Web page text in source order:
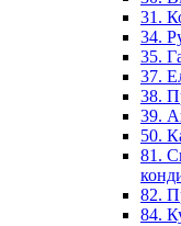
31.
34.
35.
37.
38.
39.
50.
81.
82.
84.